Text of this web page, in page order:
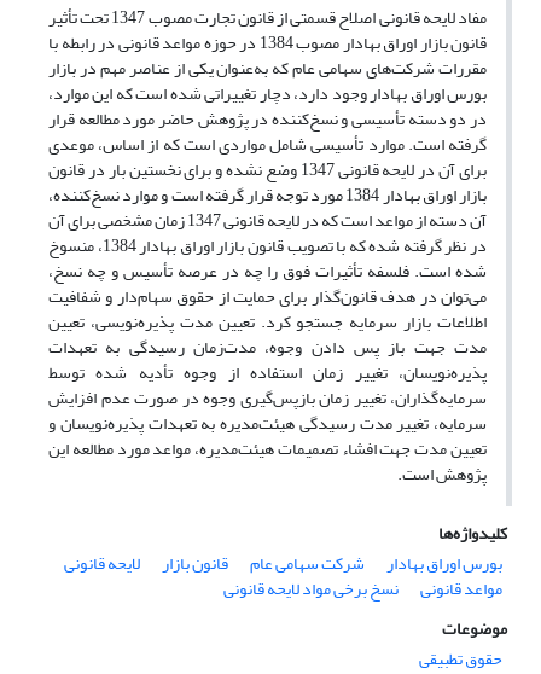
مفاد لایحه قانونی اصلاح قسمتی از قانون تجارت مصوب 1347 تحت تأثیر
قانون بازار اوراق بهادار مصوب 1384 در حوزه مواعد قانونی در رابطه با
مقررات شرکت‌های سهامی عام که به‌عنوان یکی از عناصر مهم در بازار
بورس اوراق بهادار وجود دارد، دچار تغییراتی شده است که این موارد،
در دو دسته تأسیسی و نسخ‌کننده در پژوهش حاضر مورد مطالعه قرار
گرفته است. موارد تأسیسی شامل مواردی است که از اساس، موعدی
برای آن در لایحه قانونی 1347 وضع نشده و برای نخستین بار در قانون
بازار اوراق بهادار 1384 مورد توجه قرار گرفته است و موارد نسخ‌کننده،
آن دسته از مواعد است که در لایحه قانونی 1347 زمان مشخصی برای آن
در نظر گرفته شده که با تصویب قانون بازار اوراق بهادار 1384، منسوخ
شده است. فلسفه تأثیرات فوق را چه در عرصه تأسیس و چه نسخ،
می‌توان در هدف قانون‌گذار برای حمایت از حقوق سهام‌دار و شفافیت
اطلاعات بازار سرمایه جستجو کرد. تعیین مدت پذیره‌نویسی، تعیین
مدت جهت باز پس دادن وجوه، مدت‌زمان رسیدگی به تعهدات
پذیره‌نویسان، تغییر زمان استفاده از وجوه تأدیه شده توسط
سرمایه‌گذاران، تغییر زمان بازپس‌گیری وجوه در صورت عدم افزایش
سرمایه، تغییر مدت رسیدگی هیئت‌مدیره به تعهدات پذیره‌نویسان و
تعیین مدت جهت افشاء تصمیمات هیئت‌مدیره، مواعد مورد مطالعه این
پژوهش است.
کلیدواژه‌ها
بورس اوراق بهادار
شرکت سهامی عام قانون بازار لایحه قانونی
مواعد قانونی
نسخ برخی مواد لایحه قانونی
موضوعات
حقوق تطبیقی